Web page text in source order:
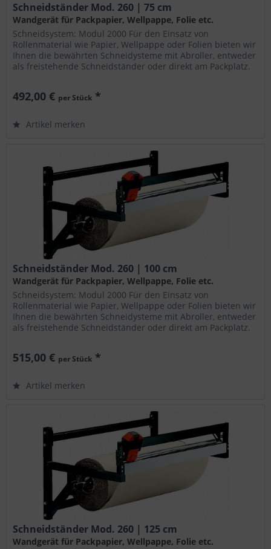
Schneidständer Mod. 260 | 75 cm
Wandgerät für Packpapier, Wellpappe, Folie etc.
Schneidsystem: Modul 2000 Für den Einsatz von
Rollenmaterial wie Papier, Wellpappe oder Folien bieten wir
Ihnen die bewährten Schneidysteme mit Abroller, entweder
als freistehende Schneidständer oder direkt am Packplatz.
492,00 € per Stück *
Artikel merken
Schneidständer Mod. 260 | 100 cm
Wandgerät für Packpapier, Wellpappe, Folie etc.
Schneidsystem: Modul 2000 Für den Einsatz von
Rollenmaterial wie Papier, Wellpappe oder Folien bieten wir
Ihnen die bewährten Schneidysteme mit Abroller, entweder
als freistehende Schneidständer oder direkt am Packplatz.
515,00 € per Stück *
Artikel merken
Schneidständer Mod. 260 | 125 cm
Wandgerät für Packpapier, Wellpappe, Folie etc.